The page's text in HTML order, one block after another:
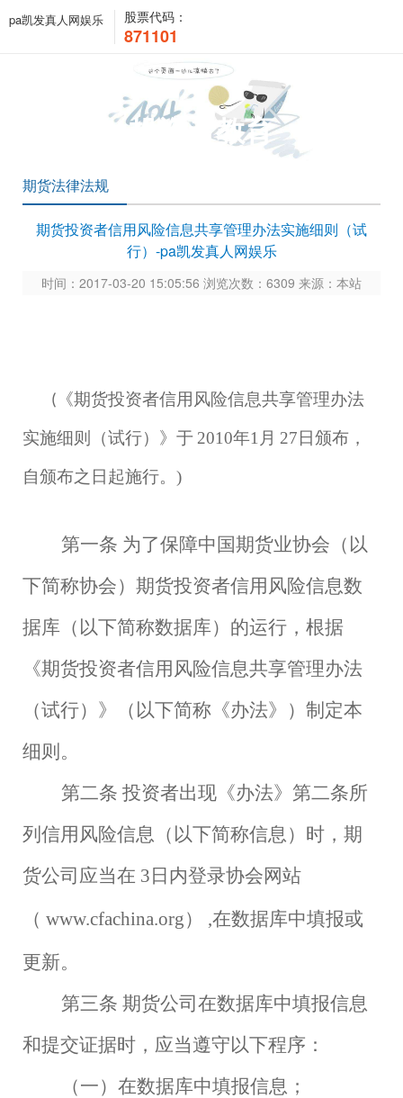
pa凯发真人网娱乐 股票代码：
871101
投资者教育
期货法律法规
期货投资者信用风险信息共享管理办法实施细则（试
行）-pa凯发真人网娱乐
时间：2017-03-20 15:05:56 浏览次数：6309 来源：本站
( 《期货投资者信用风险信息共享管理办法
实施细则（试行）》于 2010年1月 27日颁布，
自颁布之日起施行。)
第一条 为了保障中国期货业协会（以
下简称协会）期货投资者信用风险信息数
据库（以下简称数据库）的运行，根据
《期货投资者信用风险信息共享管理办法
（试行）》（以下简称《办法》）制定本
细则。
第二条 投资者出现《办法》第二条所
列信用风险信息（以下简称信息）时，期
货公司应当在 3日内登录协会网站
（ www.cfachina.org）
,在数据库中填报或
更新。
第三条 期货公司在数据库中填报信息
和提交证据时，应当遵守以下程序：
（一）在数据库中填报信息；